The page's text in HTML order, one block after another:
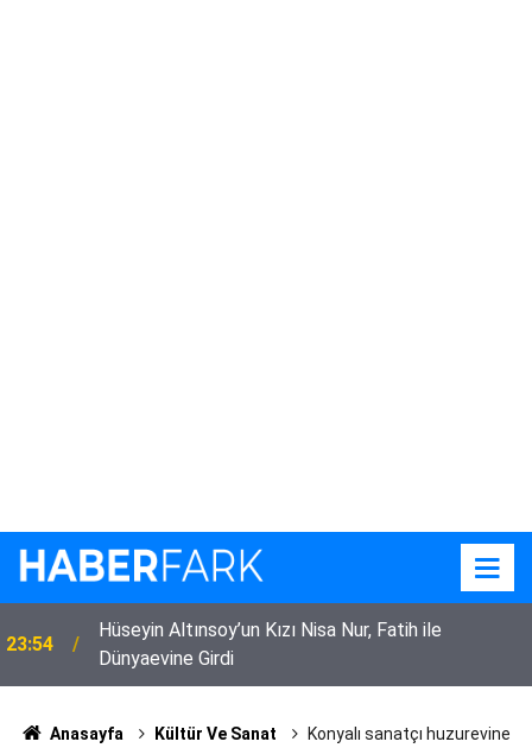
23:54
Hüseyin Altınsoy’un Kızı Nisa Nur, Fatih ile
Dünyaevine Girdi
Anasayfa Kültür Ve Sanat
Konyalı sanatçı huzurevine